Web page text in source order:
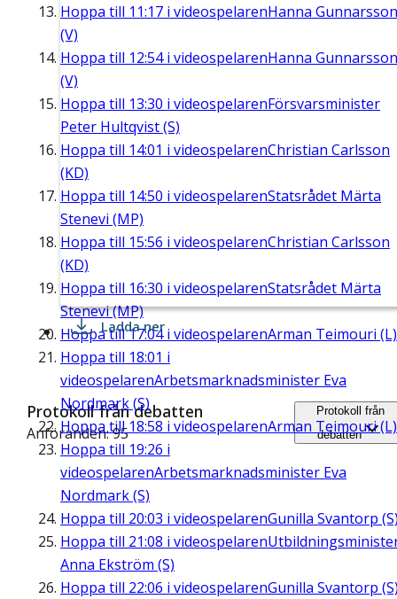
Hoppa till 11:17 i videospelarenHanna Gunnarsson
(V)
Hoppa till 12:54i videospelarenHanna Gunnarsson
(V)
Hoppa till 13:30 i videospelarenFörsvarsminister
Peter Hultqvist (S)
Hoppa till 14:01 i videospelarenChristian Carlsson
(KD)
Hoppa till 14:50 i videospelarenStatsrådet Märta
Stenevi (MP)
Hoppa till 15:56 i videospelarenChristian Carlsson
(KD)
Hoppa till 16:30 i videospelarenStatsrådet Märta
Stenevi (MP)
Hoppa till17:04i videospelarenArman Teimouri (L)
Hoppa till 18:01 i
videospelarenArbetsmarknadsminister Eva
Nordmark (S)
Hoppa till18:58 i videospelarenArman Teimouri (L)
Hoppa till 19:26 i
videospelarenArbetsmarknadsminister Eva
Nordmark (S)
Hoppa till 20:03 i videospelarenGunilla Svantorp
Hoppa till 21:08 i videospelaren
Anna Ekström (S)
Hoppa till 22:06 i videospelarenGunilla Svantorp
Ladda ner
Protokoll från debatten
Anföranden: 95
Protokoll från
debatten